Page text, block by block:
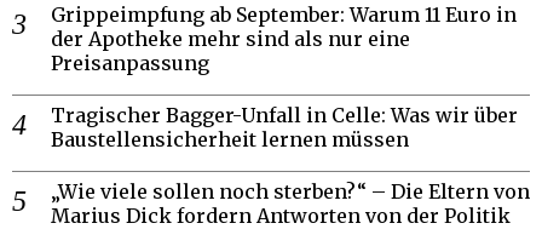
Grippeimpfung ab September: Warum 11 Euro in
der Apotheke mehr sind als nur eine
Preisanpassung
Tragischer Bagger-Unfall in Celle: Was wir über
Baustellensicherheit lernen müssen
„Wie viele sollen noch sterben?“ – Die Eltern von
Marius Dick fordern Antworten von der Politik